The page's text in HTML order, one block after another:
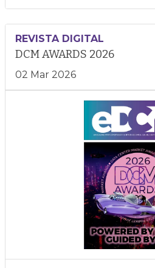
REVISTA DIGITAL
DCM AWARDS 2026
02 Mar 2026